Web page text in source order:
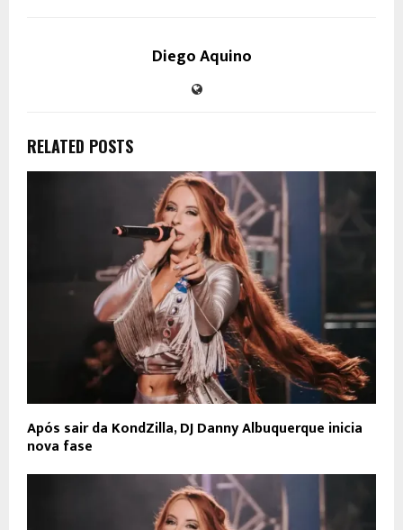
Diego Aquino
RELATED POSTS
Após sair da KondZilla, DJ Danny Albuquerque inicia
nova fase